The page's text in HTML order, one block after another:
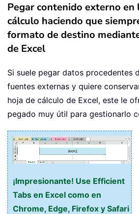
Pegar contenido externo en
cálculo haciendo que
formato de destino
de Excel
Si suele pegar datos procedentes
fuentes externas y quiere
hoja de cálculo de Excel, este le
pegado muy útil para gestionarlo
¡Impresionante! Use Efficient
Tabs en Excel como en
Chrome, Edge, Firefox y Safari